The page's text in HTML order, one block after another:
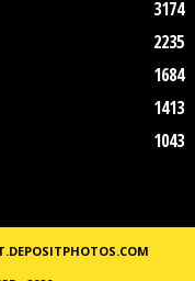
3174
2235
1684
1413
1043